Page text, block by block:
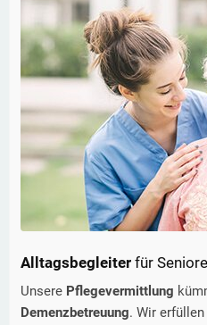
Alltagsbegleiter für
Unsere Pflegevermittlung
Demenzbetreuung. Wir